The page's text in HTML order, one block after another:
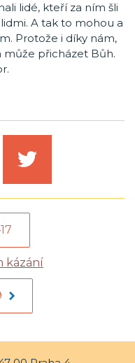
lidé, kteří za ním šli
A tak to mohou a
Protože i díky nám,
může přicházet Bůh.
kázání